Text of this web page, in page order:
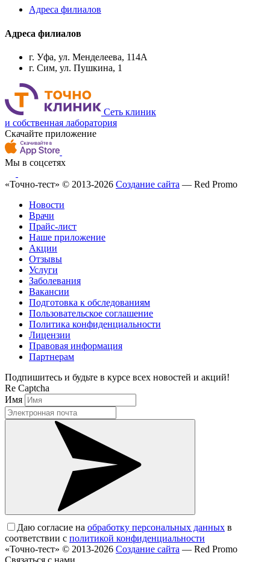
Адреса филиалов
Адреса филиалов
г. Уфа, ул. Менделеева, 114А
г. Сим, ул. Пушкина, 1
Сеть клиник
и собственная лаборатория
Скачайте приложение
Мы в соцсетях
«Точно-тест» © 2013-2026 Создание сайта — Red Promo
Новости
Врачи
Прайс-лист
Наше приложение
Акции
Отзывы
Услуги
Заболевания
Вакансии
Подготовка к обследованиям
Пользовательское соглашение
Политика конфиденциальности
Лицензии
Правовая информация
Партнерам
Подпишитесь и будьте в курсе всех новостей и акций!
Re Captcha
Имя
Даю согласие на обработку персональных данных в
соответствии с политикой конфиденциальности
«Точно-тест» © 2013-2026 Создание сайта — Red Promo
Связаться с нами